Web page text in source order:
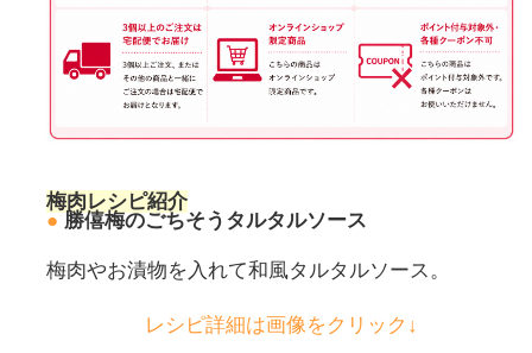
梅肉レシピ紹介
●勝僖梅のごちそうタルタルソース
梅肉やお漬物を入れて和風タルタルソース。
レシピ詳細は画像をクリック↓